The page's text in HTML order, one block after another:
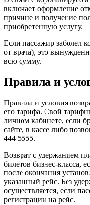
включает оформление
причине и получение
приобретенную услугу.
Если пассажир заболел
от врача), это
всю сумму.
Правила и
Правила и условия
его тарифа. Свой
личном кабинете, если
сайте, в кассе либо
444 5555.
Возврат с удержанием
билетов бизнес-класса,
после окончания
указанный рейс. Без
осуществляется, если
регистрации на рейс.